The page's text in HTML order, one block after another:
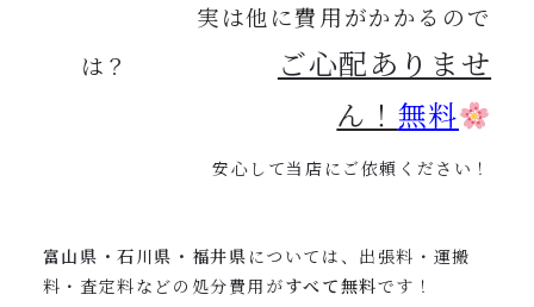
実は他に費用がかかるので
は？
ご心配ありませ
ん！ 無料
安心して当店にご依頼ください！
富山県・石川県・福井県 については、出張料・運搬
料・査定料などの処分費用がすべて無料です！